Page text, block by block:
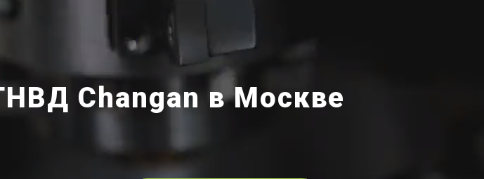
Changan в Москве